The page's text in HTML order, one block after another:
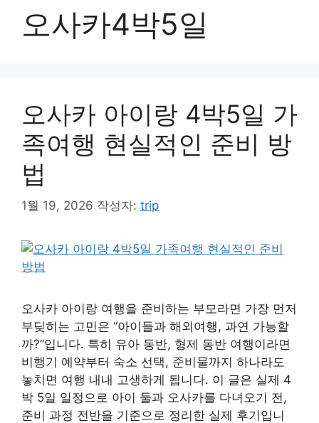
오사카4박5일
오사카 아이랑 4박5일 가
족여행 현실적인 준비 방
법
1월 19, 2026 작성자: trip
오사카 아이랑 여행을 준비하는 부모라면 가장 먼저
부딪히는 고민은 “아이들과 해외여행, 과연 가능할
까?”입니다. 특히 유아 동반, 형제 동반 여행이라면
비행기 예약부터 숙소 선택, 준비물까지 하나라도
놓치면 여행 내내 고생하게 됩니다. 이 글은 실제 4
박 5일 일정으로 아이 둘과 오사카를 다녀오기 전,
준비 과정 전반을 기준으로 정리한 실제 후기입니